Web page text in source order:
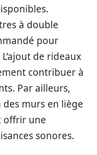
à double
pour
de rideaux
contribuer à
Par ailleurs,
des murs en liège
offrir une
sonores.